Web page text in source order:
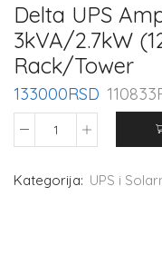
Delta UPS
3kVA/2.7kW
Rack/Tower
133000RSD 110833
Kategorija: UPS i